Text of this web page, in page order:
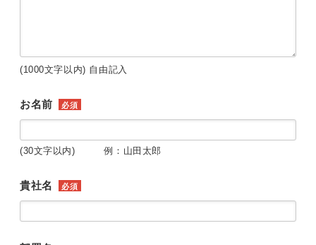
(1000文字以内) 自由記入
お名前 必須
(30文字以内) 例：山田太郎
貴社名 必須